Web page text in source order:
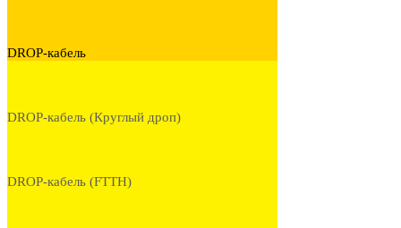
DROP-кабель
DROP-кабель (Круглый дроп)
DROP-кабель (FTTH)